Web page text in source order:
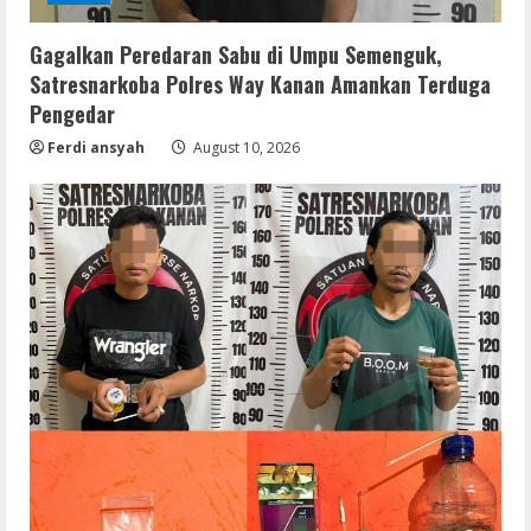
Gagalkan Peredaran Sabu di Umpu Semenguk,
Satresnarkoba Polres Way Kanan Amankan Terduga
Pengedar
Ferdi ansyah August 10, 2026
Coop
NieR: Automata patched Crack Fix